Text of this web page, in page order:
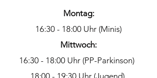
Montag:
16:30 - 18:00 Uhr (Minis)
Mittwoch:
16:30 - 18:00 Uhr (PP-Parkinson)
18:00 - 19:30 Uhr (Jugend)